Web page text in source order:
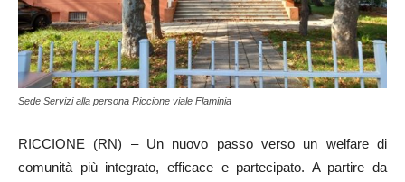
Sede Servizi alla persona Riccione viale Flaminia
RICCIONE (RN) – Un nuovo passo verso un welfare di
comunità più integrato, efficace e partecipato. A partire da